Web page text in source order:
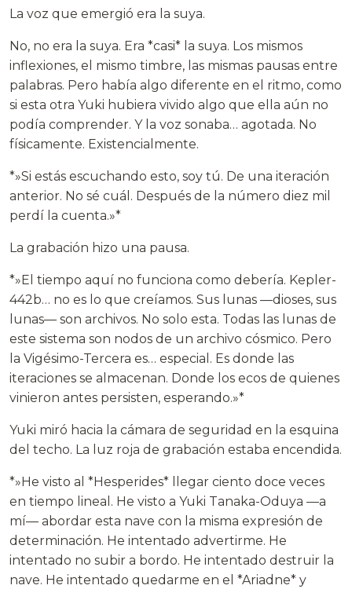
La voz que emergió era la suya.
No, no era la suya. Era *casi* la suya. Los mismos
inflexiones, el mismo timbre, las mismas pausas entre
palabras. Pero había algo diferente en el ritmo, como
si esta otra Yuki hubiera vivido algo que ella aún no
podía comprender. Y la voz sonaba… agotada. No
físicamente. Existencialmente.
*»Si estás escuchando esto, soy tú. De una iteración
anterior. No sé cuál. Después de la número diez mil
perdí la cuenta.»*
La grabación hizo una pausa.
*»El tiempo aquí no funciona como debería. Kepler-
442b… no es lo que creíamos. Sus lunas —dioses, sus
lunas— son archivos. No solo esta. Todas las lunas de
este sistema son nodos de un archivo cósmico. Pero
la Vigésimo-Tercera es… especial. Es donde las
iteraciones se almacenan. Donde los ecos de quienes
vinieron antes persisten, esperando.»*
Yuki miró hacia la cámara de seguridad en la esquina
del techo. La luz roja de grabación estaba encendida.
*»He visto al *Hesperides* llegar ciento doce veces
en tiempo lineal. He visto a Yuki Tanaka-Oduya —a
mí— abordar esta nave con la misma expresión de
determinación. He intentado advertirme. He
intentado no subir a bordo. He intentado destruir la
nave. He intentado quedarme en el *Ariadne* y